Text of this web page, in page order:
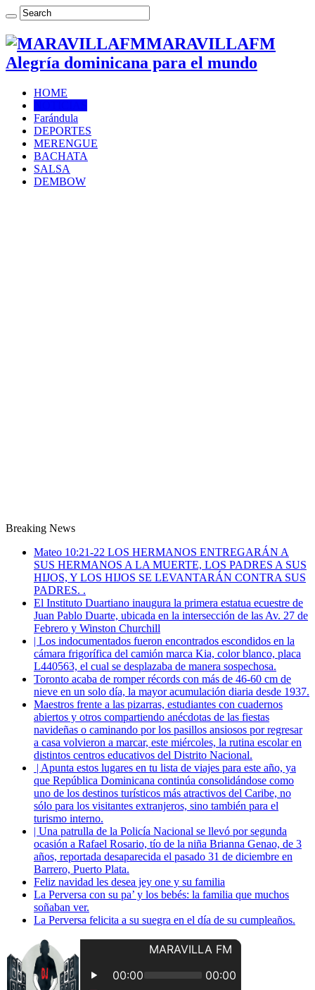
MARAVILLAFM
Alegría dominicana para el mundo
HOME
Farándula
DEPORTES
MERENGUE
BACHATA
SALSA
DEMBOW
Breaking News
Mateo 10:21-22 LOS HERMANOS ENTREGARÁN A
SUS HERMANOS A LA MUERTE, LOS PADRES A SUS
HIJOS, Y LOS HIJOS SE LEVANTARÁN CONTRA SUS
PADRES. .
El Instituto Duartiano inaugura la primera estatua ecuestre de
Juan Pablo Duarte, ubicada en la intersección de las Av. 27 de
Febrero y Winston Churchill
| Los indocumentados fueron encontrados escondidos en la
cámara frigorífica del camión marca Kia, color blanco, placa
L440563, el cual se desplazaba de manera sospechosa.
Toronto acaba de romper récords con más de 46-60 cm de
nieve en un solo día, la mayor acumulación diaria desde 1937.
Maestros frente a las pizarras, estudiantes con cuadernos
abiertos y otros compartiendo anécdotas de las fiestas
navideñas o caminando por los pasillos ansiosos por regresar
a casa volvieron a marcar, este miércoles, la rutina escolar en
distintos centros educativos del Distrito Nacional.
| Apunta estos lugares en tu lista de viajes para este año, ya
que República Dominicana continúa consolidándose como
uno de los destinos turísticos más atractivos del Caribe, no
sólo para los visitantes extranjeros, sino también para el
turismo interno.
| Una patrulla de la Policía Nacional se llevó por segunda
ocasión a Rafael Rosario, tío de la niña Brianna Genao, de 3
años, reportada desaparecida el pasado 31 de diciembre en
Barrero, Puerto Plata.
Feliz navidad les desea jey one y su familia
La Perversa con su pa’ y los bebés: la familia que muchos
soñaban ver.
La Perversa felicita a su suegra en el día de su cumpleaños.